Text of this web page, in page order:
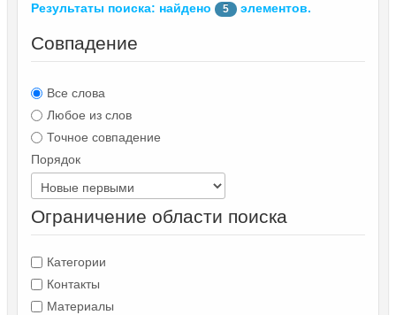
Результаты поиска: найдено 5 элементов.
Совпадение
Все слова
Любое из слов
Точное совпадение
Порядок
Ограничение области поиска
Категории
Контакты
Материалы